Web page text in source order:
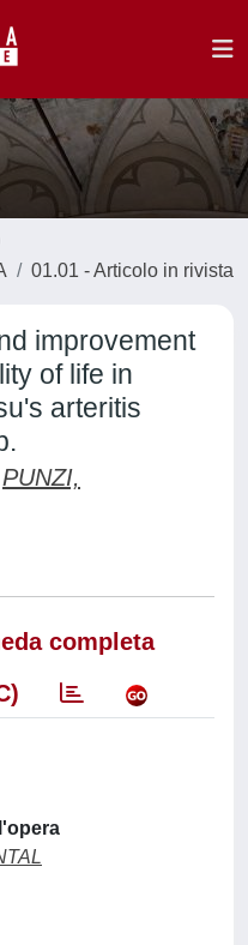
01.01 - Articolo in rivista
improvement
of life in
arteritis
PUNZI,
completa